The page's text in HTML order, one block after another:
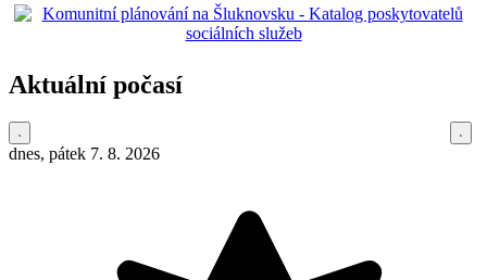
Aktuální počasí
dnes, pátek 7. 8. 2026